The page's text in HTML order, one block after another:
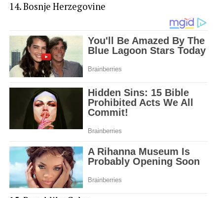
14. Bosnje Herzegovine